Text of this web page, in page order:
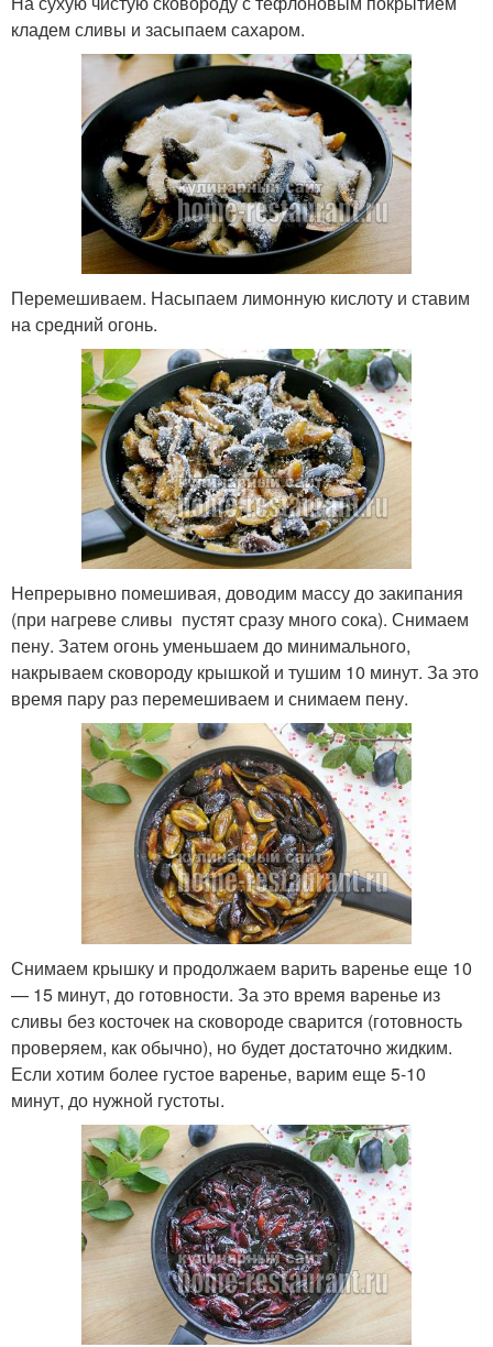
кладем сливы и засыпаем сахаром.
Перемешиваем. Насыпаем лимонную кислоту и ставим
на средний огонь.
Непрерывно помешивая, доводим массу до закипания
(при нагреве сливы пустят сразу много сока). Снимаем
пену. Затем огонь уменьшаем до минимального,
накрываем сковороду крышкой и тушим 10 минут. За это
время пару раз перемешиваем и снимаем пену.
Снимаем крышку и продолжаем варить варенье еще 10
— 15 минут, до готовности. За это время варенье из
сливы без косточек на сковороде сварится (готовность
проверяем, как обычно), но будет достаточно жидким.
Если хотим более густое варенье, варим еще 5-10
минут, до нужной густоты.